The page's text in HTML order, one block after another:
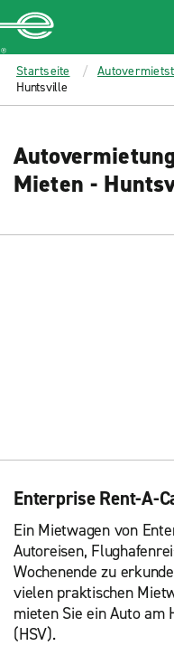
MAIN
CONTENT
Enterprise
Startseite
Huntsville
Mieten -
Enterprise Rent-A-
Ein Mietwagen von
Autoreisen,
Wochenende zu
vielen praktischen
mieten Sie ein Auto
(HSV).